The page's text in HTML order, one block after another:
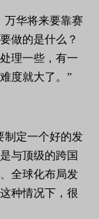
华将来要靠赛
做的是什么？
理一些，有一
度就大了。”
定一个好的发
与顶级的跨国
全球化布局发
种情况下，很